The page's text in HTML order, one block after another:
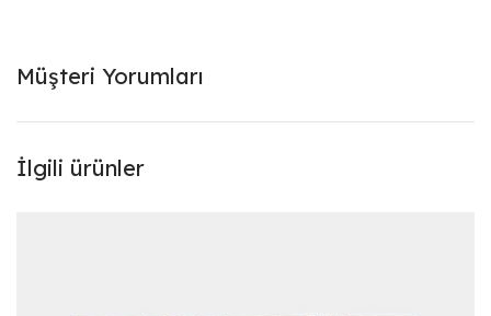
Müşteri Yorumları
İlgili ürünler